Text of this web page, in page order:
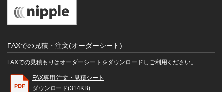
FAXでの見積・注文(オーダーシート)
FAXでの見積もりはオーダーシートをダウンロードしご利用ください。
FAX専用 注文・見積シート
ダウンロード(314KB)